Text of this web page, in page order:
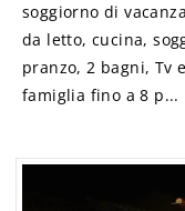
soggiorno di
da letto, cucina,
pranzo, 2 bagni, Tv
famiglia fino a 8 p...